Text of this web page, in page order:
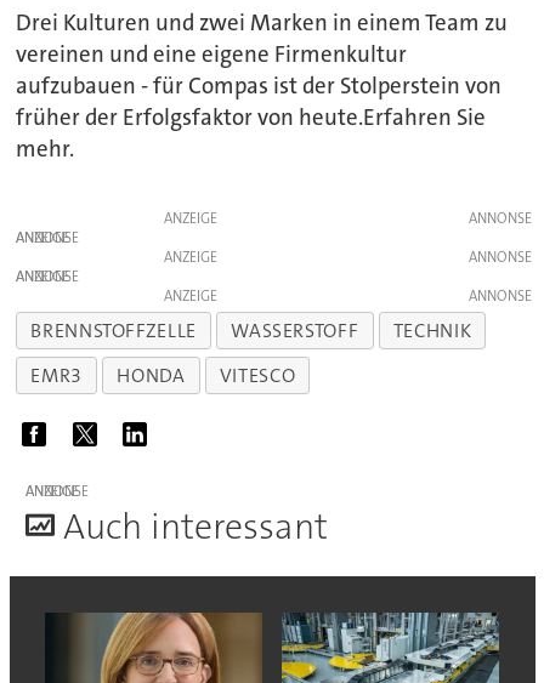
Drei Kulturen und zwei Marken in einem Team zu
vereinen und eine eigene Firmenkultur
aufzubauen - für Compas ist der Stolperstein von
früher der Erfolgsfaktor von heute.Erfahren Sie
mehr.
ANZEIGE
ANZEIGE
ANZEIGE
ANZEIGE
ANZEIGE
BRENNSTOFFZELLE WASSERSTOFF
TECHNIK
EMR3
HONDA VITESCO
ANZEIGE
Auch interessant